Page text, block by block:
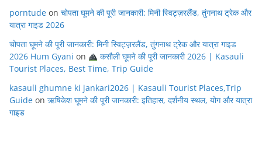
porntude on चोपता घूमने की पूरी जानकारी: मिनी स्विट्ज़रलैंड, तुंगनाथ ट्रेक और
यात्रा गाइड 2026
चोपता घूमने की पूरी जानकारी: मिनी स्विट्ज़रलैंड, तुंगनाथ ट्रेक और यात्रा गाइड
2026 Hum Gyani on
कसौली घूमने की पूरी जानकारी 2026 | Kasauli
Tourist Places, Best Time, Trip Guide
kasauli ghumne ki jankari2026 | Kasauli Tourist Places,Trip
Guide on ऋषिकेश घूमने की पूरी जानकारी: इतिहास, दर्शनीय स्थल, योग और यात्रा
गाइड